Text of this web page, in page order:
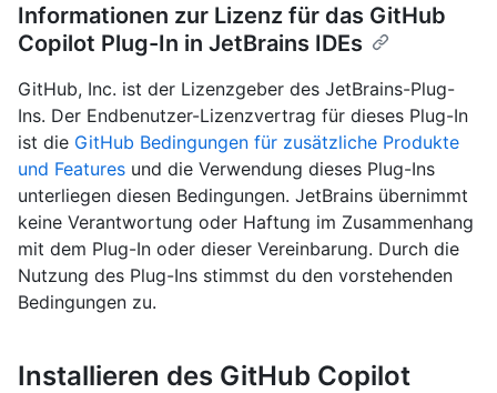
Informationen zur Lizenz für das GitHub
Copilot Plug-In in JetBrains IDEs
GitHub, Inc. ist der Lizenzgeber des JetBrains-Plug-
Ins. Der Endbenutzer-Lizenzvertrag für dieses Plug-In
ist die GitHub Bedingungen für zusätzliche Produkte
und Features und die Verwendung dieses Plug-Ins
unterliegen diesen Bedingungen. JetBrains übernimmt
keine Verantwortung oder Haftung im Zusammenhang
mit dem Plug-In oder dieser Vereinbarung. Durch die
Nutzung des Plug-Ins stimmst du den vorstehenden
Bedingungen zu.
Installieren des GitHub Copilot